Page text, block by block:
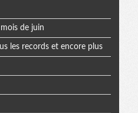
de juin
les records et encore plus